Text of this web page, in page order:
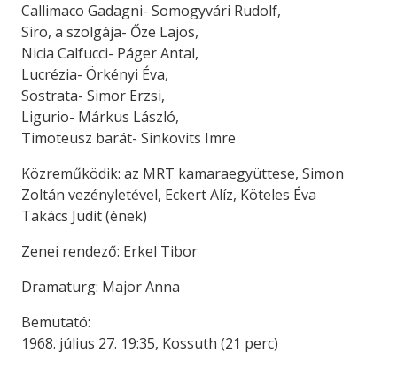
Callimaco Gadagni- Somogyvári Rudolf,
Siro, a szolgája- Őze Lajos,
Nicia Calfucci- Páger Antal,
Lucrézia- Örkényi Éva,
Sostrata- Simor Erzsi,
Ligurio- Márkus László,
Timoteusz barát- Sinkovits Imre
Közreműködik: az MRT kamaraegyüttese, Simon
Zoltán vezényletével, Eckert Alíz, Köteles Éva
Takács Judit (ének)
Zenei rendező: Erkel Tibor
Dramaturg: Major Anna
Bemutató:
1968. július 27. 19:35, Kossuth (21 perc)